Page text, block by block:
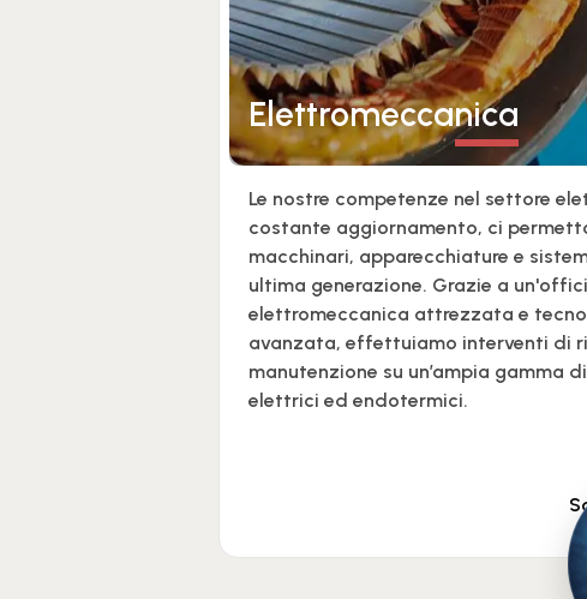
Elettromeccanica
Le nostre competenze nel settore
costante aggiornamento, ci
macchinari, apparecchiature e
ultima generazione. Grazie a
elettromeccanica attrezzata e
avanzata, effettuiamo interventi di
manutenzione su un’ampia gamma
elettrici ed endotermici.